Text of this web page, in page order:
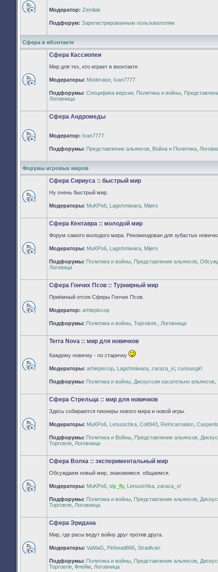
непрочитанных
сообщений
Модератор: Zemliak
Подфорум: Зарегистрированным пользователям
Сфера в вКонтакте
непрочитанных
сообщений
Сфера Кассиопеи
Мир для тех, кто играет в вконтакте
Модераторы: Moderator, Ivan7777
Подфорумы: Специфика версии Политика и войны
Логовница
непрочитанных
Сфера Андромеды
Модератор: Ivan7777
Подфорумы: Представление альянсов Война и Политика
Форумы игровых миров
Нет
непрочитанных
Сфера Сириуса :: быстрый мир
Ну очень быстрый мир.
Модераторы: MuKPo6 Lagshmiwara Mijers
непрочитанных
сообщений
Сфера Кентавра :: молодой мир
Форум самого молодого мира. Рекомендован для зубастых
Модераторы: MuKPo6 Lagshmiwara Mijers
Подфорумы: Политика и войны Представление альянсов
Логовица
непрочитанных
сообщений
Сфера Гончих Псов :: Турнирный мир
Приёмный отсек Сферы Гончих Псов.
Модератор: arhiepiscop
Подфорумы: Политика и войны Торговля. Логовница
сообщений
Terra Nova :: мир для новичков
Каждому новичку - по старичку
Модераторы: arhiepiscop Lagshmiwara zaraza_xl curiousgirl
Подфорумы: Политика и войны Дискуссии касательно альянсов
непрочитанных
сообщений
Сфера Стрельца :: мир для новичков
Здесь собираются пионеры нового мира и новой игры.
Модераторы: MuKPo6 Lenusichka Colt943 ReIncarnation
Подфорумы: Политика и Войны Представление альянсов
Торговля Логовница
непрочитанных
сообщений
Сфера Волка :: экспериментальный мир
Обсуждаем новый мир, знакомимся. общаемся.
Модераторы: MuKPo6 sly_fly, Lenusichka zaraza_xl
Подфорумы: Политика и войны Представление альянсов
Торговля Логовница
непрочитанных
сообщений
Сфера Эридана
Мир, где расы ведут войну друг против друга.
Модераторы: VaMaG Pinhead666 Stradivari
Подфорумы: Политика и войны Представление альянсов
Торговля Флейм Логовница